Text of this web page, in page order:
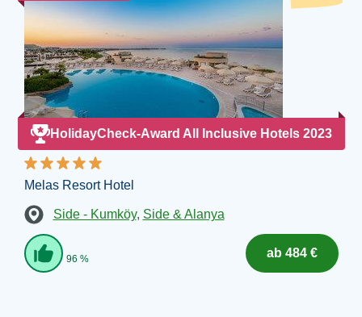
HolidayCheck-Award All Inclusive Hotels 2023
Melas Resort Hotel
Side - Kumköy, Side & Alanya
96 % ab 484 €